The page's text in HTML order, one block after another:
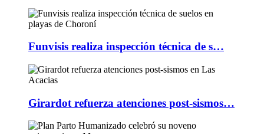
Funvisis realiza inspección técnica de s…
Girardot refuerza atenciones post-sismos…